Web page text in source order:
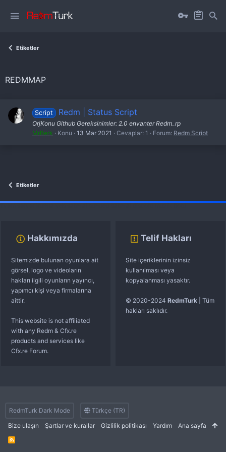
Etiketler
REDMMAP
Script Redm | Status Script
OrjKonu Github Gereksinimler: 2.0 envanter Redm_rp
MrBerk
Konu 13 Mar 2021 Cevaplar: 1 Forum: Redm Script
Etiketler
Hakkımızda
Sitemizde bulunan oyunlara ait
görsel, logo ve videoların
hakları ilgili oyunların yayıncı,
yapımcı kişi veya firmalarına
aittir.
This website is not affiliated
with any Redm & Cfx.re
products and services like
Cfx.re Forum.
Telif Hakları
Site içeriklerinin izinsiz
kullanılması veya
kopyalanması yasaktır.
© 2020-2024 RedmTurk | Tüm
hakları saklıdır.
RedmTurk Dark Mode
Türkçe (TR)
Bize ulaşın
Şartlar ve kurallar Gizlilik politikası Yardım Ana sayfa
R